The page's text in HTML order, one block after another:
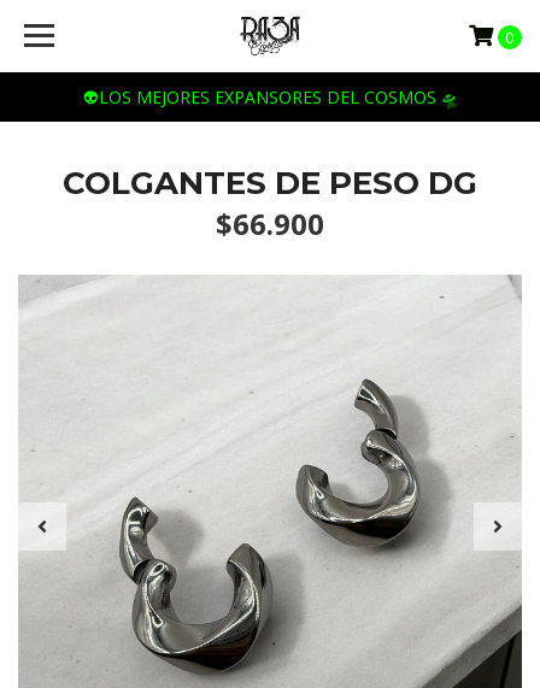
👽LOS MEJORES EXPANSORES DEL COSMOS 🛸
0
COLGANTES DE PESO DG
$66.900